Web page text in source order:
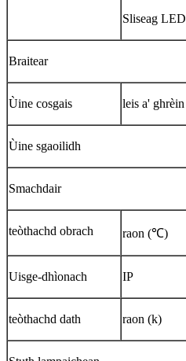
Sliseag LED
Braitear
Ùine cosgais leis a' ghrèin
Ùine sgaoilidh
Smachdair
teòthachd obrach raon (℃)
Uisge-dhìonach IP
teòthachd dath raon (k)